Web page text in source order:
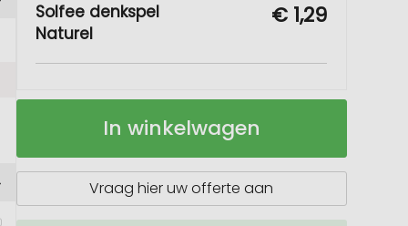
Solfee denkspel
Naturel
€ 1,29
Solfee
Op
In winkelwagen
Vraag hier uw offerte aan